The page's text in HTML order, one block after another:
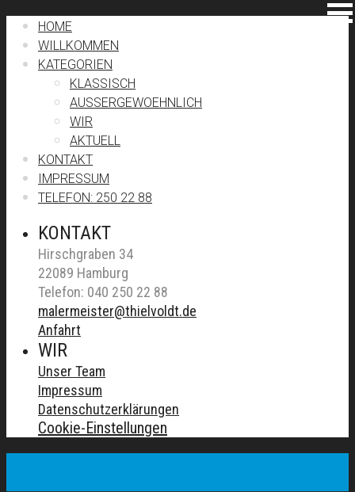
HOME
WILLKOMMEN
KATEGORIEN
KLASSISCH
AUSSERGEWOEHNLICH
WIR
AKTUELL
KONTAKT
IMPRESSUM
TELEFON: 250 22 88
KONTAKT
Hirschgraben 34
22089 Hamburg
Telefon: 040 250 22 88
malermeister@thielvoldt.de
Anfahrt
WIR
Unser Team
Impressum
Datenschutzerklärungen
Cookie-Einstellungen